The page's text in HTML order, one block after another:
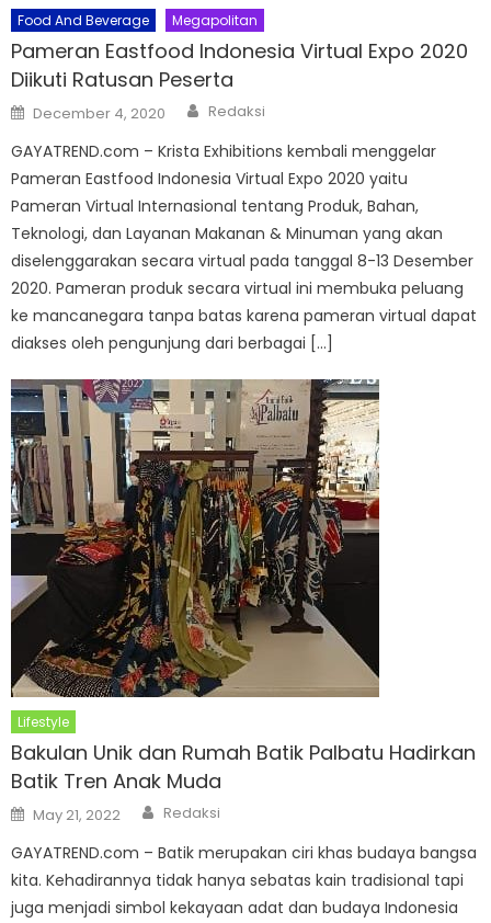
Food And Beverage Megapolitan
Pameran Eastfood Indonesia Virtual Expo 2020
Diikuti Ratusan Peserta
Posted
on
December 4, 2020 Author
Redaksi
GAYATREND.com – Krista Exhibitions kembali menggelar
Pameran Eastfood Indonesia Virtual Expo 2020 yaitu
Pameran Virtual Internasional tentang Produk, Bahan,
Teknologi, dan Layanan Makanan & Minuman yang akan
diselenggarakan secara virtual pada tanggal 8-13 Desember
2020. Pameran produk secara virtual ini membuka peluang
ke mancanegara tanpa batas karena pameran virtual dapat
diakses oleh pengunjung dari berbagai […]
Lifestyle
Bakulan Unik dan Rumah Batik Palbatu Hadirkan
Batik Tren Anak Muda
Posted
on
May 21, 2022 Author
Redaksi
GAYATREND.com – Batik merupakan ciri khas budaya bangsa
kita. Kehadirannya tidak hanya sebatas kain tradisional tapi
juga menjadi simbol kekayaan adat dan budaya Indonesia